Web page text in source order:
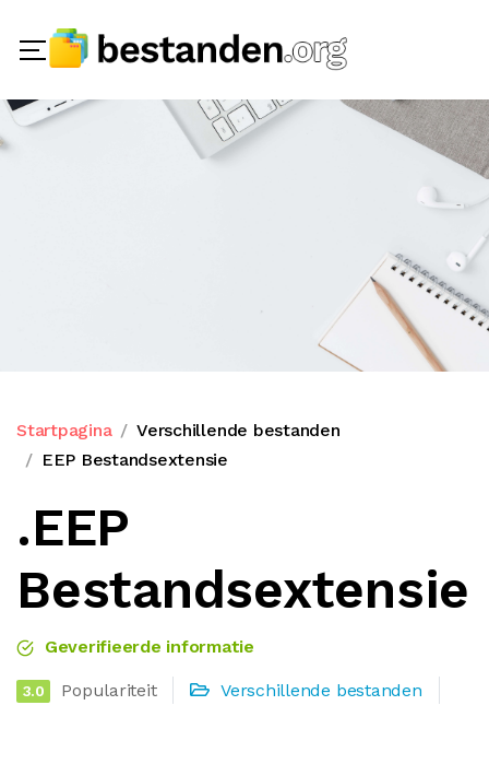
Startpagina
Verschillende bestanden
EEP Bestandsextensie
.EEP
Bestandsextensie
Geverifieerde informatie
3.0 Populariteit Verschillende bestanden